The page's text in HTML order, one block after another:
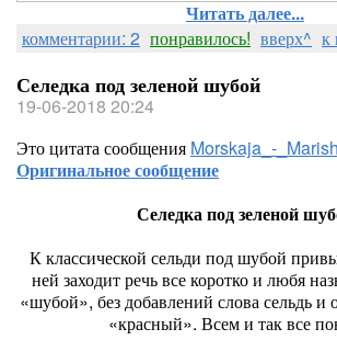
Читать далее...
комментарии: 2 понравилось! вверх^ к
Селедка под зеленой шубой
19-06-2018 20:24
Это цитата сообщения Morskaja_-
Оригинальное сообщение
Селедка под зеленой
К классической сельди под шубой
ней заходит речь все коротко и любя
«шубой», без добавлений слова сельдь и
«красный». Всем и так все